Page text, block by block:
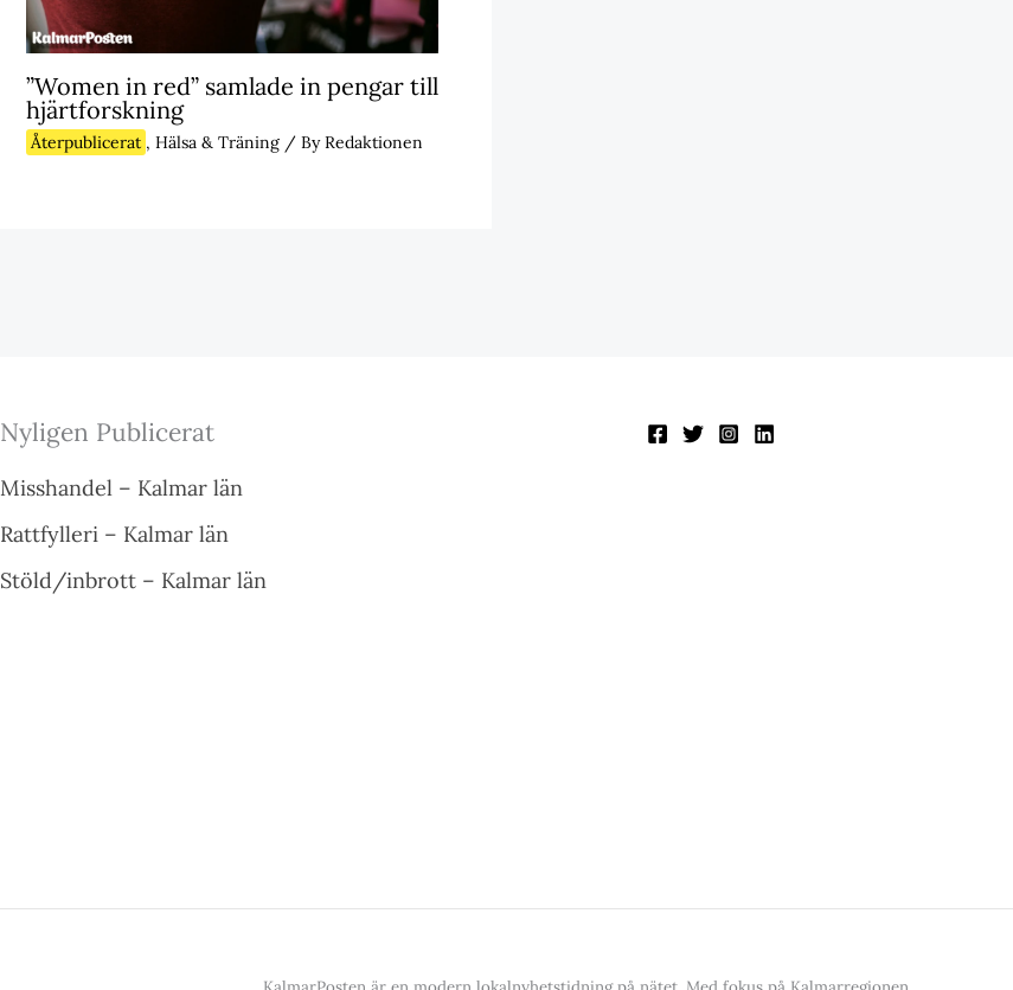
”Women in red” samlade in pengar till
hjärtforskning
Återpublicerat , Hälsa & Träning/ ByRedaktionen
Nyligen Publicerat
Misshandel – Kalmar län
Rattfylleri – Kalmar län
Stöld/inbrott – Kalmar län